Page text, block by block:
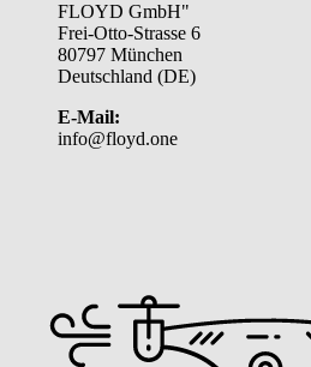
FLOYD GmbH"
Frei-Otto-Strasse 6
80797 München
Deutschland (DE)
E-Mail:
info@floyd.one